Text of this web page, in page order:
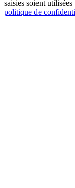
saisies soient
politique de